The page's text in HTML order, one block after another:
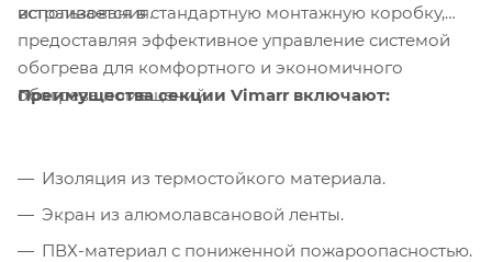
использования.
встраивается в стандартную монтажную коробку,
предоставляя эффективное управление системой
обогрева для комфортного и экономичного
обогрева помещений.
Преимущества секции Vimarr включают:
Изоляция из термостойкого материала.
Экран из алюмолавсановой ленты.
ПВХ-материал с пониженной пожароопасностью.